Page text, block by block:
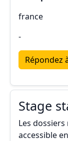
france
-
Répondez
Stage
Les
accessible